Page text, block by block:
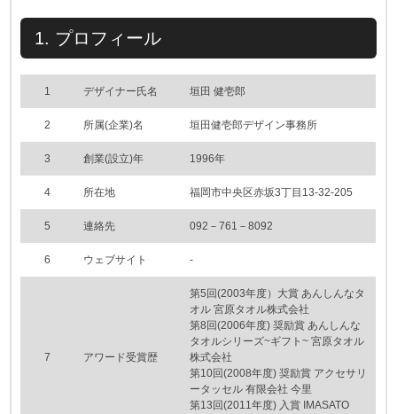
1. プロフィール
1 デザイナー氏名 垣田 健壱郎
2 所属(企業)名 垣田健壱郎デザイン事務所
3 創業(設立)年 1996年
4 所在地 福岡市中央区赤坂3丁目13-32-205
5 連絡先 092－761－8092
6 ウェブサイト -
7 アワード受賞歴
第5回(2003年度）大賞 あんしんなタ
オル 宮原タオル株式会社
第8回(2006年度) 奨励賞 あんしんな
タオルシリーズ~ギフト~ 宮原タオル
株式会社
第10回(2008年度) 奨励賞 アクセサリ
ータッセル 有限会社 今里
第13回(2011年度) 入賞 IMASATO